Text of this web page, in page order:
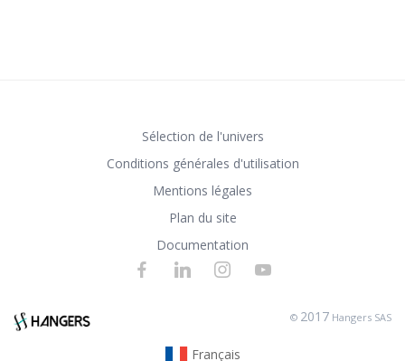
Sélection de l'univers
Conditions générales d'utilisation
Mentions légales
Plan du site
Documentation
© 2017 Hangers SAS
Français